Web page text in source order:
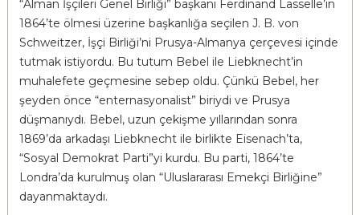
“Alman İşçileri Genel Birliği” başkanı Ferdinand Lasselle’ın
1864’te ölmesi üzerine başkanlığa seçilen J. B. von
Schweitzer, İşçi Birliği’ni Prusya-Almanya çerçevesi içinde
tutmak istiyordu. Bu tutum Bebel ile Liebknecht’in
muhalefete geçmesine sebep oldu. Çünkü Bebel, her
şeyden önce “enternasyonalist” biriydi ve Prusya
düşmanıydı. Bebel, uzun çekişme yıllarından sonra
1869’da arkadaşı Liebknecht ile birlikte Eisenach’ta,
“Sosyal Demokrat Parti”yi kurdu. Bu parti, 1864’te
Londra’da kurulmuş olan “Uluslararası Emekçi Birliğine”
dayanmaktaydı.